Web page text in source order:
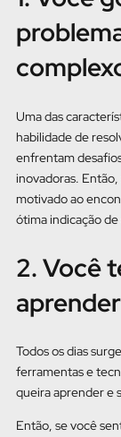
Uma das
habilidade de
enfrentam
inovadoras. Então,
motivado ao
ótima indicação
2. Você
Todos os dias
ferramentas e
queira aprender e
Então, se você